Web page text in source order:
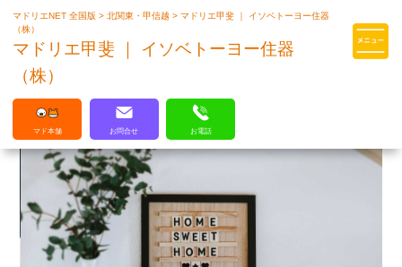
マドリエはLIXILの厳しい基準を
マドリエNET 全国版>北関東・甲信越>マドリエ甲斐 ｜ イソベトーヨー住器
（株）
マドリエ甲斐 ｜ イソベトーヨー住器
（株）
マド本舗 お問合せ お電話